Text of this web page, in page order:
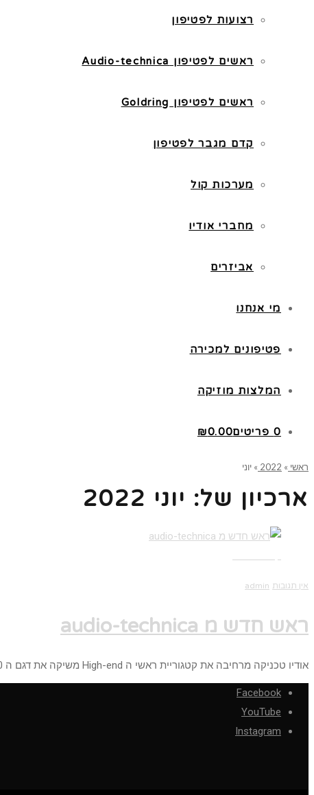
רצועות לפטיפון
ראשים לפטיפון Audio-technica
ראשים לפטיפון Goldring
קדם מגבר לפטיפון
מערכות קול
מחברי אודיו
אביזרים
מי אנחנו
פטיפונים למכירה
המלצות מוזיקה
0 פריטים ₪0.00
ראשי »
2022
» יוני
ארכיון של: יוני 2022
אין תגובות admin
ראש חדש מ audio-technica
אודיו טכניקה מרחיבה את קטגוריית ראשי ה High-end משיקה את דגם ה AT-ART20 שימוקם באמצע פחות או יותר בין דגם
Facebook
YouTube
Instagram